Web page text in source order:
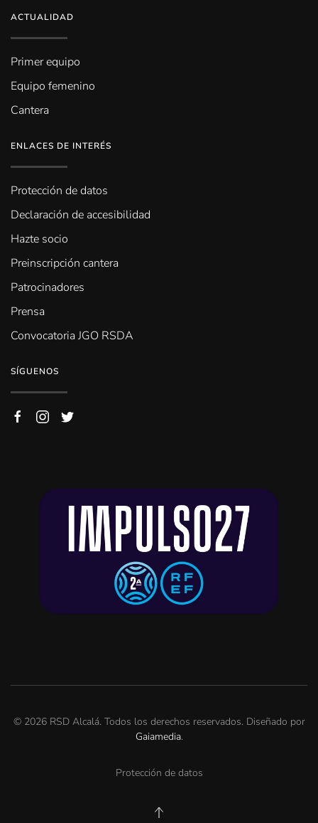
ACTUALIDAD
Primer equipo
Equipo femenino
Cantera
ENLACES DE INTERÉS
Protección de datos
Declaración de accesibilidad
Hazte socio
Preinscripción cantera
Patrocinadores
Prensa
Convocatoria JGO RSDA
SÍGUENOS
© 2026RSD Alcalá. Todos los derechos reservados. Diseñado por
Gaiamedia.
Protección de datos